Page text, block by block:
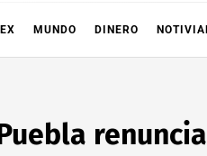
MUNDO DINERO